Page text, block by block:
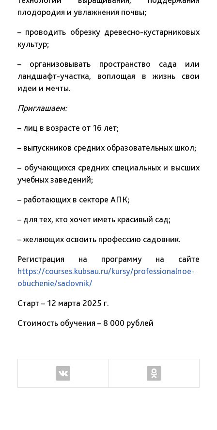
плодородия и увлажнения почвы;
– проводить обрезку древесно-кустарниковых
культур;
– организовывать пространство сада или
ландшафт-участка, воплощая в жизнь свои
идеи и мечты.
Приглашаем:
– лиц в возрасте от 16 лет;
– выпускников средних образовательных школ;
– обучающихся средних специальных и высших
учебных заведений;
– работающих в секторе АПК;
– для тех, кто хочет иметь красивый сад;
– желающих освоить профессию садовник.
Регистрация на программу на сайте
https://courses.kubsau.ru/kursy/professionalnoe-
obuchenie/sadovnik/
Старт – 12 марта 2025 г.
Стоимость обучения – 8 000 рублей